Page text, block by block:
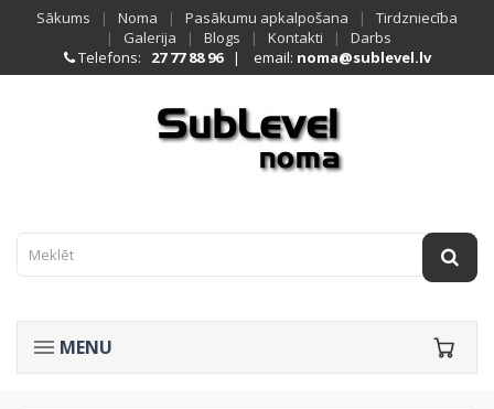
Sākums | Noma | Pasākumu apkalpošana |
Tirdzniecība
|
Galerija | Blogs | Kontakti |
Darbs
Telefons:
27 77 88 96| email: noma@sublevel.lv
MENU